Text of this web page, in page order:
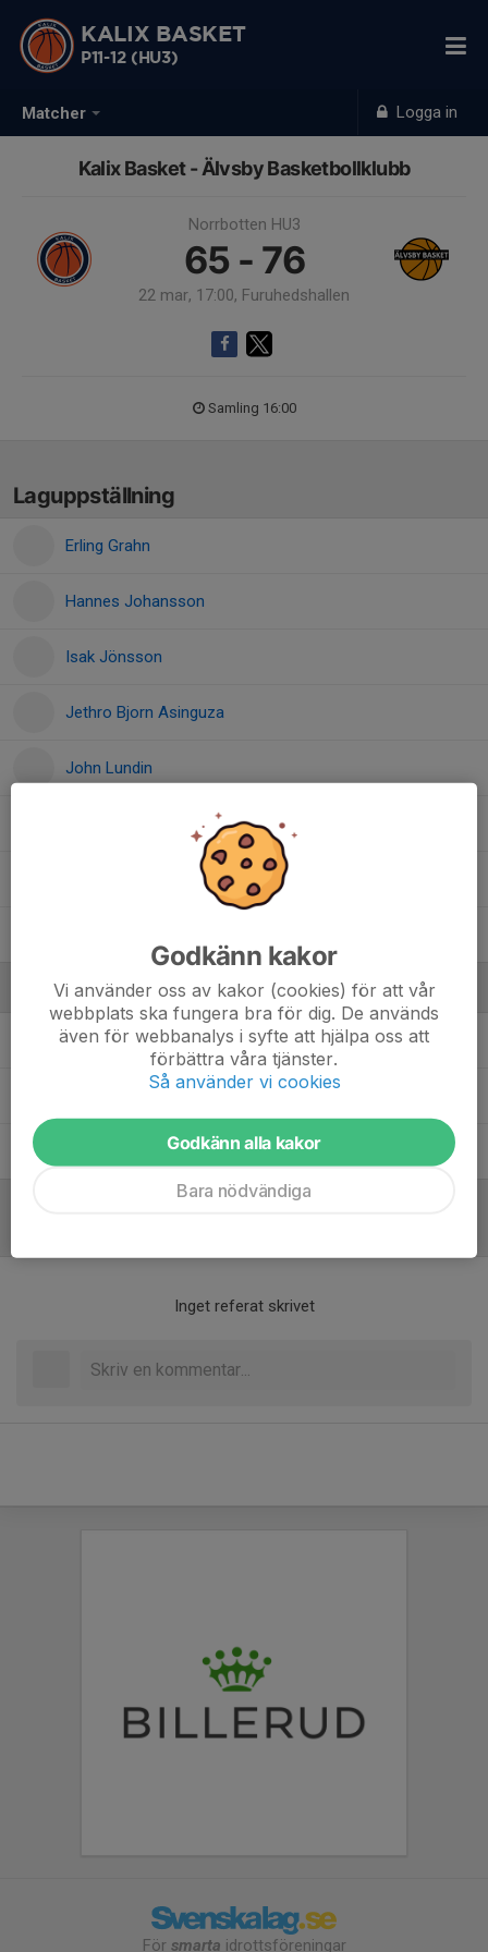
Matcher Logga in
KALIX BASKET
P11-12 (HU3)
Kalix Basket - Älvsby Basketbollklubb
Norrbotten HU3
65 - 76
22 mar, 17:00, Furuhedshallen
Samling 16:00
Laguppställning
Erling Grahn
Hannes Johansson
Isak Jönsson
Jethro Bjorn Asinguza
John Lundin
Ledare
Jari LeskinenTränare
Hjälptränare
Inget referat skrivet
För smarta idrottsföreningar
Godkänn kakor
Vi använder oss av kakor (cookies) för att vår
webbplats ska fungera bra för dig. De används
även för webbanalys i syfte att hjälpa oss att
förbättra våra tjänster.
Så använder vi cookies
Godkänn alla kakor
Bara nödvändiga